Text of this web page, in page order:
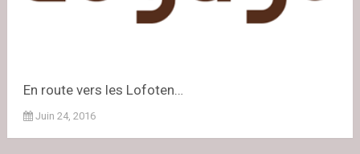
En route vers les Lofoten…
Juin 24, 2016